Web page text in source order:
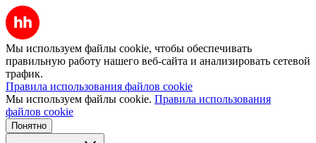
Мы используем файлы cookie, чтобы обеспечивать
правильную работу нашего веб-сайта и анализировать сетевой
трафик.
Правила использования файлов cookie
Мы используем файлы cookie. Правила использования
файлов cookie
Понятно